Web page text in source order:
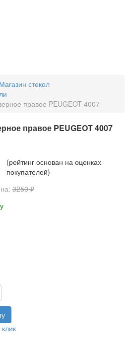
Магазин стекол
правое PEUGEOT 4007
правое PEUGEOT 4007
(рейтинг основан на оценках
покупателей)
3250 ₽